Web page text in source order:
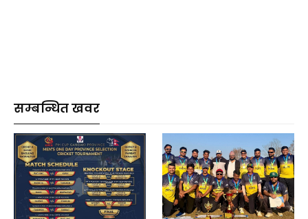
सम्बन्धित खवर